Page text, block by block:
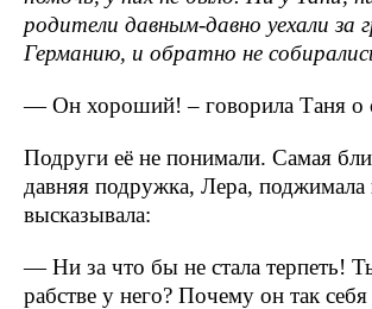
родители давным-давно уехали за
Германию, и обратно не
— Он хороший! – говорила Таня о
Подруги её не понимали. Самая
давняя подружка, Лера,
высказывала:
— Ни за что бы не стала терпеть!
рабстве у него? Почему он так себя